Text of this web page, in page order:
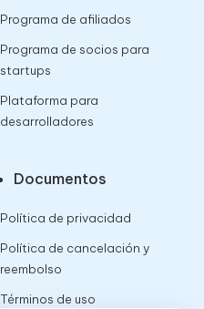
Programa de afiliados
Programa de socios para
startups
Plataforma para
desarrolladores
Documentos
Política de privacidad
Política de cancelación y
reembolso
Términos de uso